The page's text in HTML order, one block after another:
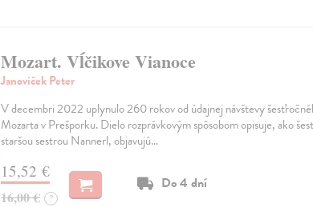
Mozart. Vĺčikove Vianoce
Janoviček Peter
V decembri 2022 uplynulo 260 rokov od údajnej návštevy
Mozarta v Prešporku. Dielo rozprávkovým spôsobom opisuje, ako
staršou sestrou Nannerl, objavujú…
15,52 €
16,00 € ?
Do 4 dní